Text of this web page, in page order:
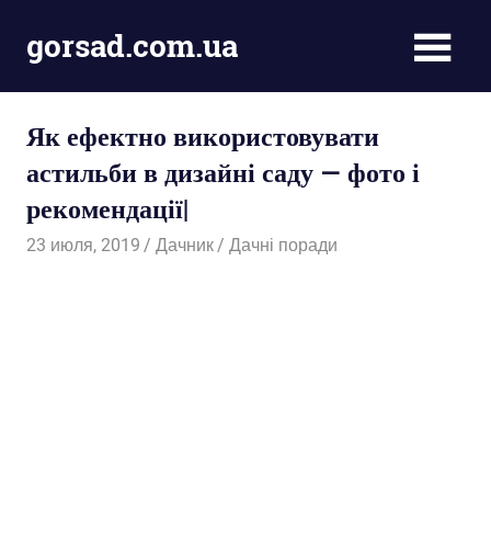
перейти
к
содержимому
gorsad.com.ua
і
Як ефектно використовувати
астильби в дизайні саду — фото і
рекомендації|
23 июля, 2019 Дачник Дачні поради